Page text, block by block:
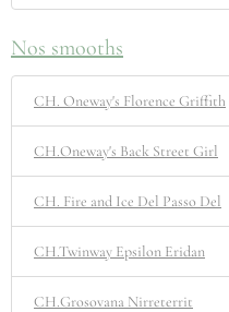
Nos smooths
CH. Oneway's Florence Griffith
CH.Oneway's Back Street Girl
CH. Fire and Ice Del Passo Del
CH.Twinway Epsilon Eridan
CH.Grosovana Nirreterrit